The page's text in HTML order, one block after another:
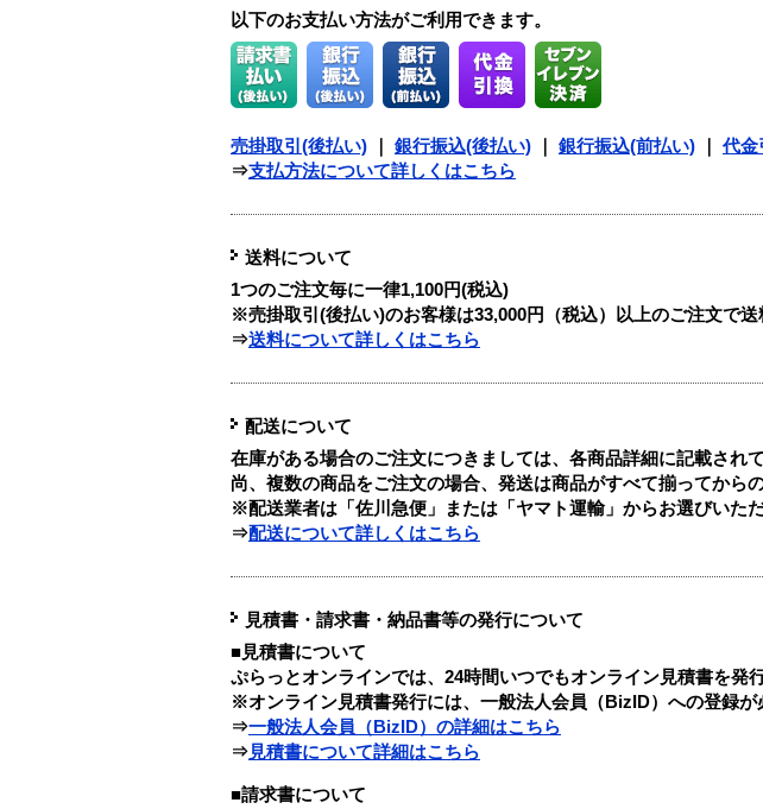
以下のお支払い方法がご利用できます。
売掛取引(後払い) 銀行振込(後払い) 銀行振込(前払い) 代金
⇒支払方法について詳しくはこちら
送料について
1つのご注文毎に一律1,100円(税込)
※売掛取引(後払い)のお客様は33,000円（税込）以上のご注文で送
⇒送料について詳しくはこちら
配送について
在庫がある場合のご注文につきましては、各商品詳細に記載され
尚、複数の商品をご注文の場合、発送は商品がすべて揃ってから
※配送業者は「佐川急便」または「ヤマト運輸」からお選びいた
⇒配送について詳しくはこちら
見積書・請求書・納品書等の発行について
■見積書について
ぷらっとオンラインでは、24時間いつでもオンライン見積書を発
※オンライン見積書発行には、一般法人会員（BizID）への登録が
⇒一般法人会員（BizID）の詳細はこちら
⇒見積書について詳細はこちら
■請求書について